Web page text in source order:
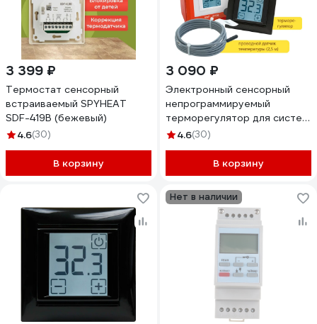
3 399 ₽
Термостат сенсорный
встраиваемый SPYHEAT
SDF-419B (бежевый)
4.6(30)
В корзину
3 090 ₽
Электронный сенсорный
непрограммируемый
терморегулятор для систем
нагрева SPYHEAT ( +15с-
4.6(30)
В корзину
Нет в наличии